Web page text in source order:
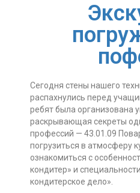
Сегодня стены нашего
распахнулись перед
ребят была организована
раскрывающая секреты
профессий — 43.01.09
погрузиться в атмосферу
ознакомиться с
кондитер» и
кондитерское дело».